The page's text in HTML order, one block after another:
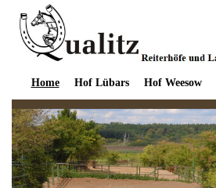
Home Hof Lübars Hof Weesow